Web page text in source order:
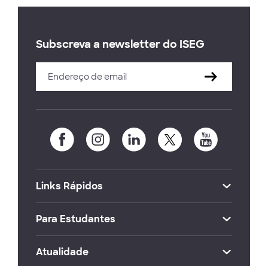
Subscreva a newsletter do ISEG
Links Rápidos
Para Estudantes
Atualidade